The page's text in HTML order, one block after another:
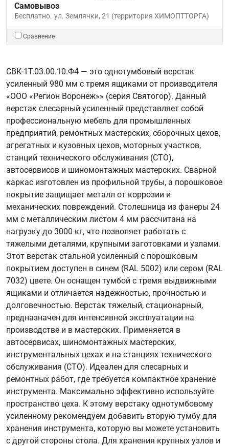
Самовывоз
Бесплатно. ул. Землячки, 21 (территория ХИМОПТТОРГА)
Сравнение
СВК-1Т.03.00.10.Ф4 — это однотумбовый верстак
усиленный 980 мм с тремя ящиками от производителя
«ООО «Регион Воронеж»» (серия Святогор). Данный
верстак слесарный усиленный представляет собой
профессиональную мебель для промышленных
предприятий, ремонтных мастерских, сборочных цехов,
агрегатных и кузовных цехов, моторных участков,
станций технического обслуживания (СТО),
автосервисов и шиномонтажных мастерских. Сварной
каркас изготовлен из профильной трубы, а порошковое
покрытие защищает металл от коррозии и
механических повреждений. Столешница из фанеры 24
мм с металлическим листом 4 мм рассчитана на
нагрузку до 3000 кг, что позволяет работать с
тяжелыми деталями, крупными заготовками и узлами.
Этот верстак стальной усиленный с порошковым
покрытием доступен в синем (RAL 5002) или сером (RAL
7032) цвете. Он оснащен тумбой с тремя выдвижными
ящиками и отличается надежностью, прочностью и
долговечностью. Верстак тяжелый, стационарный,
предназначен для интенсивной эксплуатации на
производстве и в мастерских. Применяется в
автосервисах, шиномонтажных мастерских,
инструментальных цехах и на станциях технического
обслуживания (СТО). Идеален для слесарных и
ремонтных работ, где требуется компактное хранение
инструмента. Максимально эффективно используйте
пространство цеха. К этому верстаку однотумбовому
усиленному рекомендуем добавить вторую тумбу для
хранения инструмента, которую вы можете установить
с другой стороны стола. Для хранения крупных узлов и